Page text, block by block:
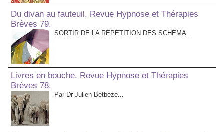
Du divan au fauteuil. Revue Hypnose et Thérapies
Brèves 79.
SORTIR DE LA RÉPÉTITION DES SCHÉMA...
Livres en bouche. Revue Hypnose et Thérapies
Brèves 78.
Par Dr Julien Betbeze...